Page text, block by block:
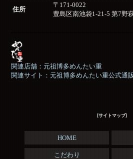
住所
〒171-0022
豊島区南池袋1-21-5 第7野
関連店舗：元祖博多めんたい重
関連サイト：元祖博多めんたい重公式通
[サイトマップ]
HOME
こだわり